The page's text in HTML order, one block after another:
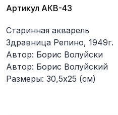
Артикул АКВ-43
Описание
Старинная акварель
Здравница Репино, 1949г.
Автор: Борис Волуйски
Автор: Борис Волуйский
Размеры: 30,5х25 (см)